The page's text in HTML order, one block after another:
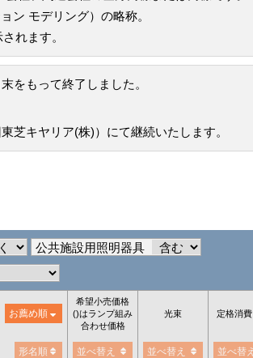
ン モデリング）の略称。
れます。
をもって終了しました。
芝キヤリア(株)）にて継続いたします。
公共施設用照明器具
お薦め順
希望小売価格
()はランプ組み
合わせ価格
光束 定格消
形名順 並べ替え 並べ替え 並べ替え